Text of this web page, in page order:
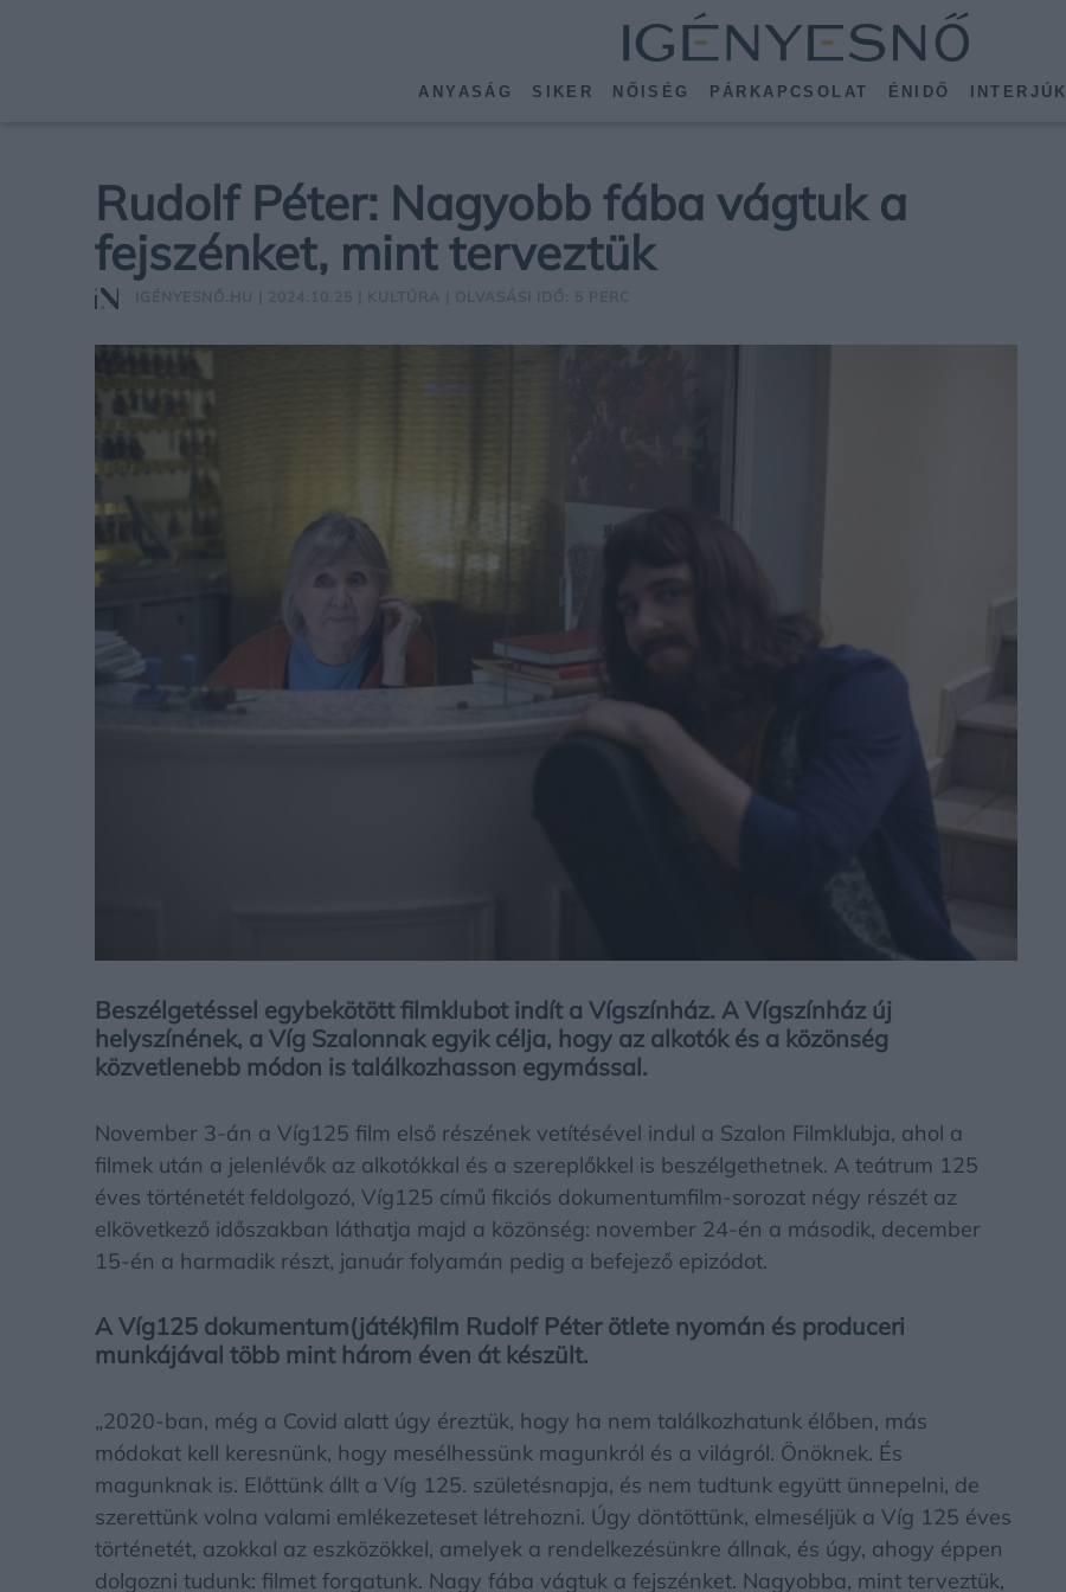
ANYASÁG SIKER NŐISÉG PÁRKAPCSOLAT ÉNIDŐ INTERJÚK
Rudolf Péter: Nagyobb fába vágtuk a
fejszénket, mint terveztük
Beszélgetéssel egybekötött filmklubot indít a Vígszínház. A Vígszínház új
helyszínének, a Víg Szalonnak egyik célja, hogy az alkotók és a közönség
közvetlenebb módon is találkozhasson egymással.
November 3-án a Víg125 film első részének vetítésével indul a Szalon Filmklubja, ahol a
filmek után a jelenlévők az alkotókkal és a szereplőkkel is beszélgethetnek. A teátrum 125
éves történetét feldolgozó, Víg125 című fikciós dokumentumfilm-sorozat négy részét az
elkövetkező időszakban láthatja majd a közönség: november 24-én a második, december
15-én a harmadik részt, január folyamán pedig a befejező epizódot.
A Víg125 dokumentum(játék)film Rudolf Péter ötlete nyomán és produceri
munkájával több mint három éven át készült.
„2020-ban, még a Covid alatt úgy éreztük, hogy ha nem találkozhatunk élőben, más
módokat kell keresnünk, hogy mesélhessünk magunkról és a világról. Önöknek. És
magunknak is. Előttünk állt a Víg 125. születésnapja, és nem tudtunk együtt ünnepelni, de
szerettünk volna valami emlékezeteset létrehozni. Úgy döntöttünk, elmeséljük a Víg 125 éves
történetét, azokkal az eszközökkel, amelyek a rendelkezésünkre állnak, és úgy, ahogy éppen
dolgozni tudunk: filmet forgatunk. Nagy fába vágtuk a fejszénket. Nagyobba, mint terveztük,